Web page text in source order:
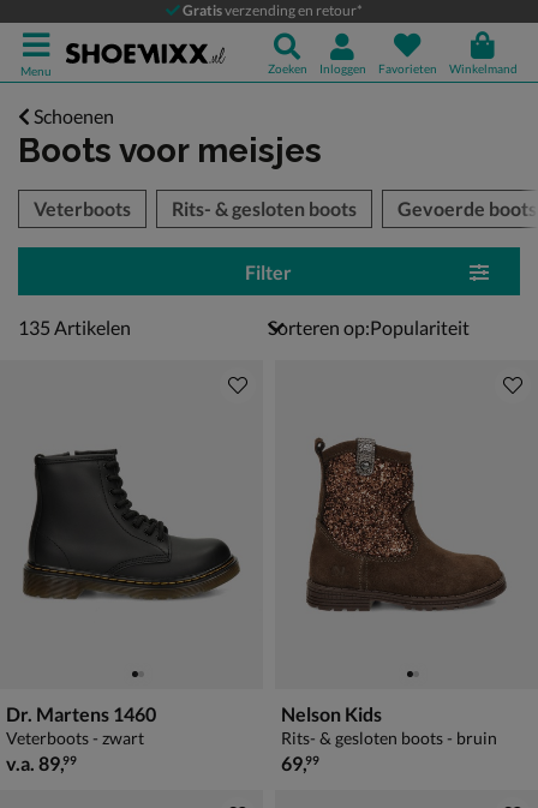
Gratisverzending en retour*
Menu Zoeken Inloggen Favorieten Winkelmand
Schoenen
Boots voor meisjes
over
Veterboots Rits- & gesloten boots Gevoerde boots
Filter
135 artikelen
135 Artikelen Sorteren op:
Dr. Martens 1460
Veterboots - zwart
vanaf € 89,99
v.a. 89,99
Nelson Kids
Rits- & gesloten boots - bruin
€ 69,99
69,99